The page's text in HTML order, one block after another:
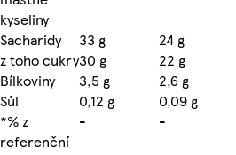
kyseliny
Sacharidy 33 g 24 g
z toho cukry30 g 22 g
Bílkoviny
3,5 g 2,6 g
Sůl
0,12 g 0,09 g
*% z
referenční
- -